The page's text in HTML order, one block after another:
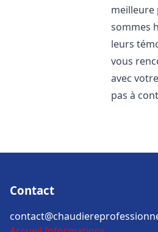
meilleure
sommes
leurs
vous
avec
pas à
Contact